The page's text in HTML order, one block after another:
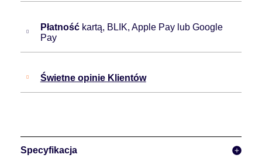
Płatność kartą, BLIK, Apple Pay lub Google
Pay
Świetne opinie Klientów
Specyfikacja